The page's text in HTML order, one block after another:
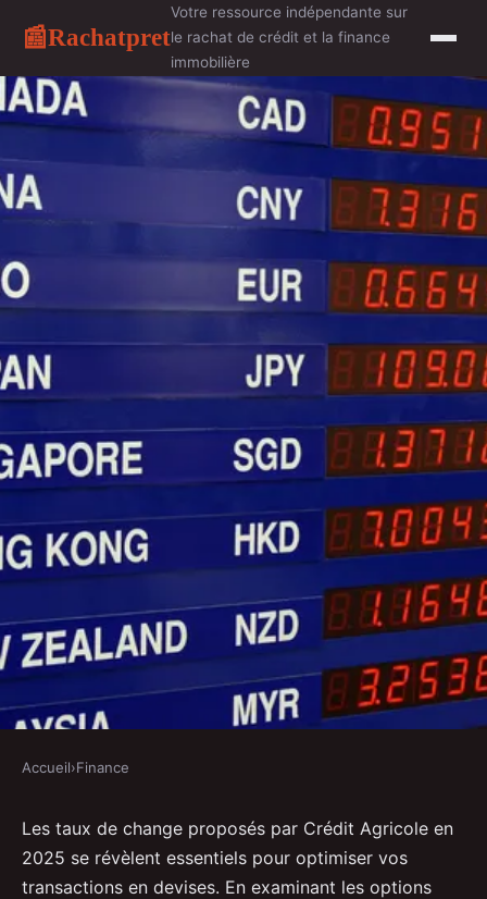
📰Rachatpret
Votre ressource indépendante sur
le rachat de crédit et la finance
immobilière
Taux de change credit agricole :
les meilleures options en 2025
Accueil›Finance
Les taux de change proposés par Crédit Agricole en
2025 se révèlent essentiels pour optimiser vos
transactions en devises. En examinant les options